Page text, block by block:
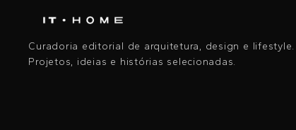
Curadoria editorial de arquitetura, design e lifestyle.
Projetos, ideias e histórias selecionadas.